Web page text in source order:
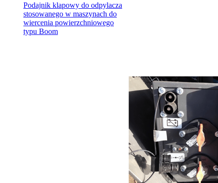
Podajnik klapowy do odpylacza
stosowanego w maszynach do
wiercenia powierzchniowego
typu Boom